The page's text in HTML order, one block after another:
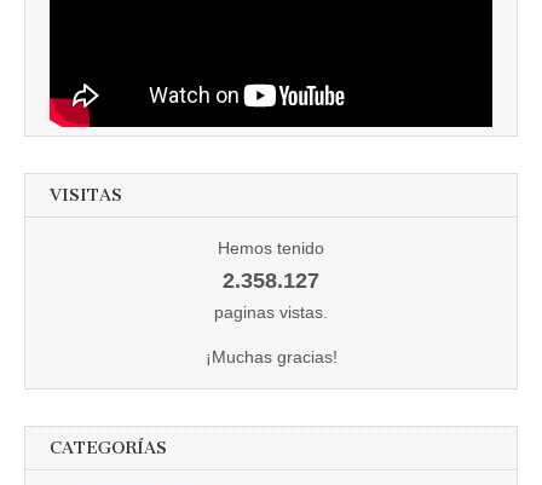
VISITAS
Hemos tenido
2.358.127
paginas vistas.
¡Muchas gracias!
CATEGORÍAS